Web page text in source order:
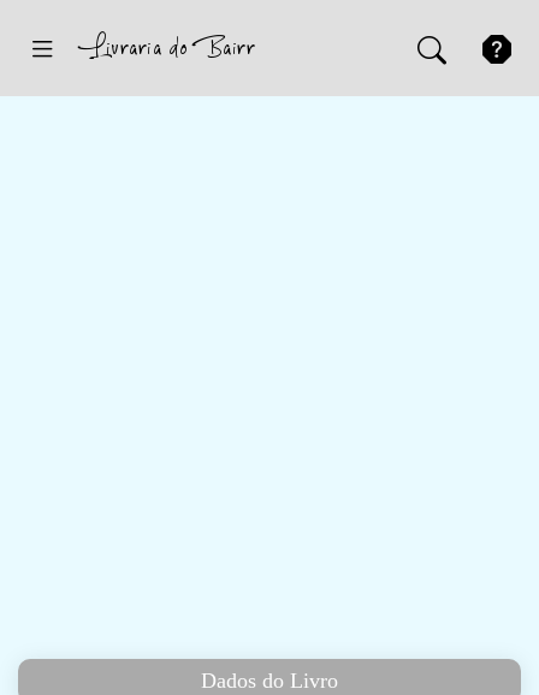
Dados do Livro